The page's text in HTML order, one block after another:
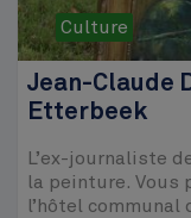
Culture
Jean-Claude
Etterbeek
L’ex-journaliste
la peinture. Vous
l’hôtel communal